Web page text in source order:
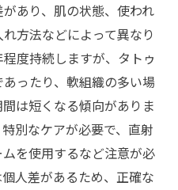
あり、肌の状態、使われ
方法などによって異なり
度持続しますが、タトゥ
ったり、軟組織の多い場
は短くなる傾向がありま
別なケアが必要で、直射
を使用するなど注意が必
人差があるため、正確な